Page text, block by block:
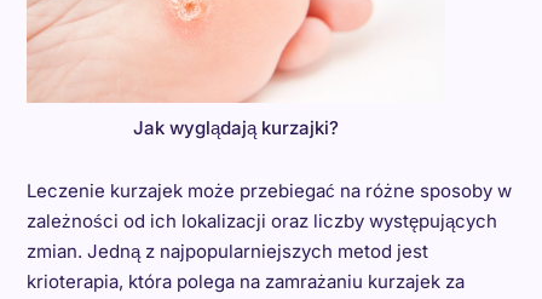
Jak wyglądają kurzajki?
Leczenie kurzajek może przebiegać na różne sposoby w
zależności od ich lokalizacji oraz liczby występujących
zmian. Jedną z najpopularniejszych metod jest
krioterapia, która polega na zamrażaniu kurzajek za